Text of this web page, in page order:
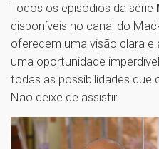
Todos os episódios da série
disponíveis no canal do
oferecem uma visão clara e
uma oportunidade
todas as possibilidades que
Não deixe de assistir!